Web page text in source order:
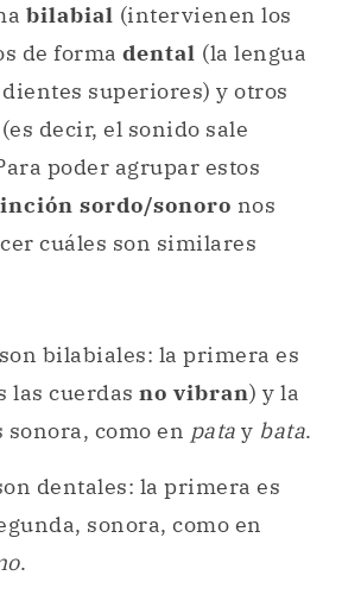
bilabial (intervienen los
de forma dental (la lengua
dientes superiores) y otros
(es decir, el sonido sale
poder agrupar estos
sordo/sonoro nos
cuáles son similares
bilabiales: la primera es
las cuerdas no vibran) y la
sonora, como en pata y bata.
dentales: la primera es
sonora, como en
.